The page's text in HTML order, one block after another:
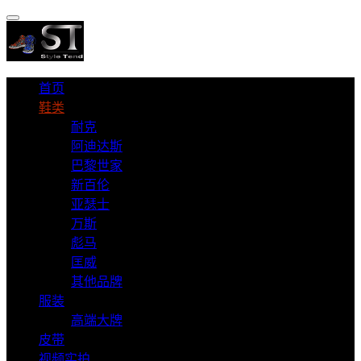
首页
鞋类
耐克
阿迪达斯
巴黎世家
新百伦
亚瑟士
万斯
彪马
匡威
其他品牌
服装
高端大牌
皮带